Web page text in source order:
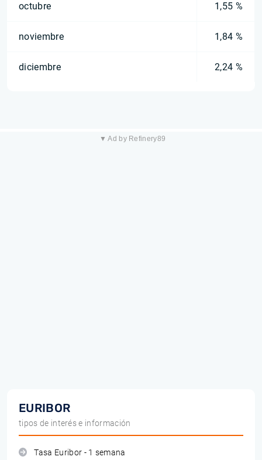
octubre 1,55 %
noviembre 1,84 %
diciembre 2,24 %
▼ Ad by Refinery89
EURIBOR
tipos de interés e información
Tasa Euribor - 1 semana